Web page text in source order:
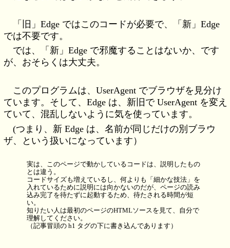
「旧」Edge ではこのコードが必要で、「新」Edge
では不要です。
では、「新」Edge で邪魔することはないか、です
が、おそらくは大丈夫。
このプログラムは、UserAgent でブラウザを見分け
ています。そして、Edge は、新旧で UserAgent を変え
ていて、混乱しないように気を使っています。
(つまり、新 Edge は、名前が同じだけの別ブラウ
ザ、という扱いになっています）
実は、このページで動かしているコードは、説明したもの
とは違う。
コードサイズも増えているし、何よりも「細かな技法」を
入れているために説明には向かないのだが、ページの読み
込み完了を待たずに起動するため、待たされる時間が短
い。
知りたい人は最初のページのHTMLソースを見て、自分で
理解してください。
（記事冒頭の h1 タグの下に書き込んであります）